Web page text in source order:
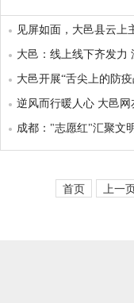
见屏如面，大邑县云上
大邑：线上线下齐发力
大邑开展“舌尖上的防
逆风而行暖人心 大邑网
成都："志愿红"汇聚文
首页 上一